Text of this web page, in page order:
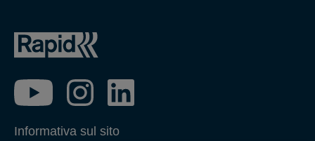
Informativa sul sito